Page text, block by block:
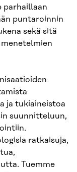
parhaillaan
puntaroinnin
sekä sitä
ja tukiaineistoa
suunnitteluun,
ratkaisuja,
Tuemme